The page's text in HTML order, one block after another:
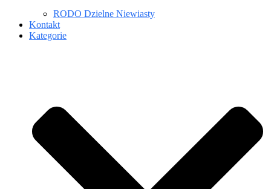
RODO Dzielne Niewiasty
Kontakt
Kategorie